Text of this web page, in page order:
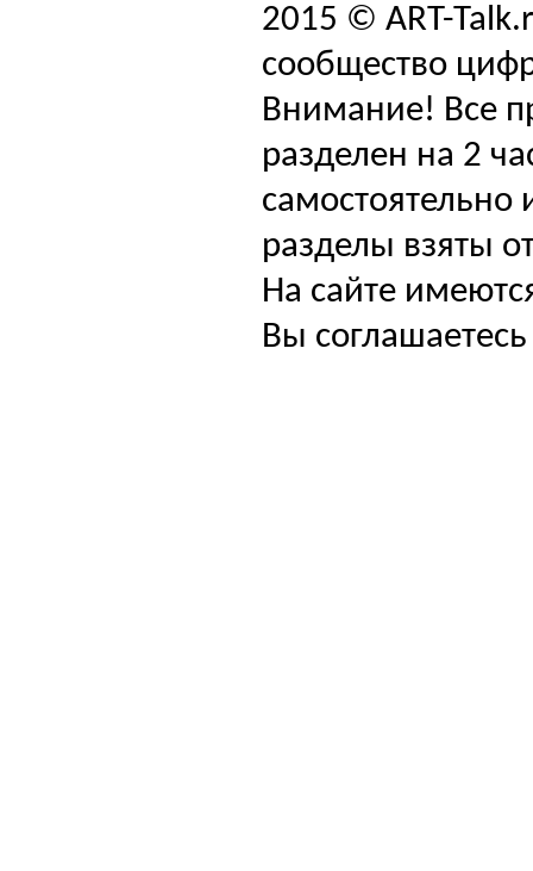
2015 © ART-
сообщество
Внимание! Все
разделен на 2
самостоятельно
разделы взяты
На сайте
Вы